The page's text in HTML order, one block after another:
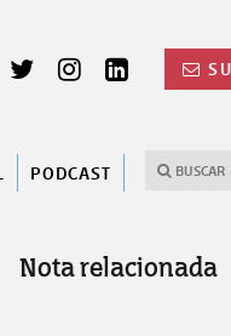
PODCAST
Nota relacionada